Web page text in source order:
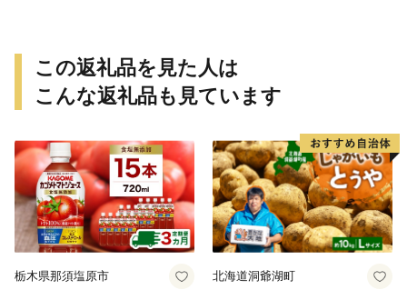
この返礼品を見た人は
こんな返礼品も見ています
栃木県那須塩原市 北海道洞爺湖町